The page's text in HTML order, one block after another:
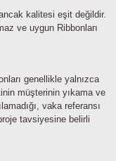
kalitesi eşit değildir.
ve uygun Ribbonları
genellikle yalnızca
müşterinin yıkama ve
vaka referansı
tavsiyesine belirli